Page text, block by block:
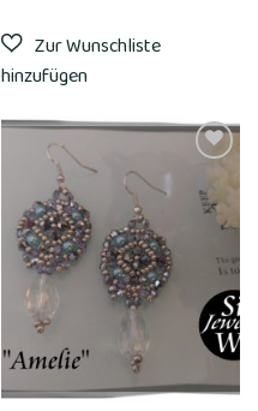
Add to
wishlist